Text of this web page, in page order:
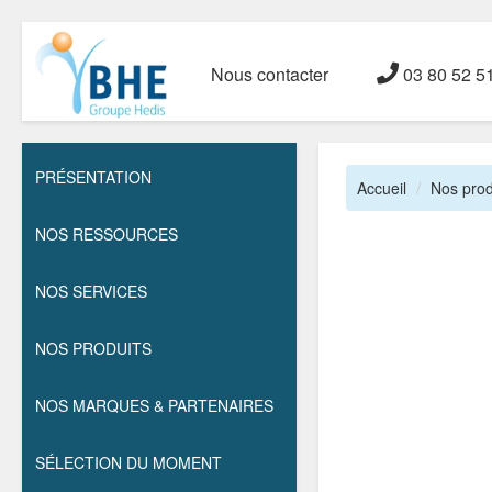
Nous contacter 03 80 52
PRÉSENTATION
NOS RESSOURCES
NOS SERVICES
NOS PRODUITS
NOS MARQUES & PARTENAIRES
SÉLECTION DU MOMENT
Accueil Nos